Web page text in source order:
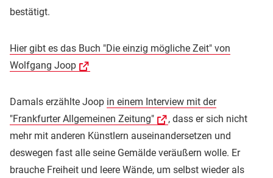
bestätigt.
Hier gibt es das Buch "Die einzig mögliche Zeit" von
Wolfgang Joop
Damals erzählte Joop in einem Interview mit der
"Frankfurter Allgemeinen Zeitung"
, dass er sich nicht
mehr mit anderen Künstlern auseinandersetzen und
deswegen fast alle seine Gemälde veräußern wolle. Er
brauche Freiheit und leere Wände, um selbst wieder als